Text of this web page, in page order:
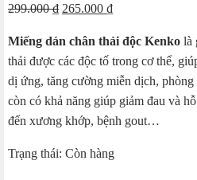
299.000₫ Giá
là:
299.000 ₫.
265.000 ₫Giá
tại
là:
265.000 ₫.
Miếng dán chân thải độc Kenko là
thải được các độc tố trong cơ thể,
dị ứng, tăng cường miễn dịch,
còn có khả năng giúp giảm đau và
đến xương khớp, bệnh gout…
Trạng thái: Còn hàng